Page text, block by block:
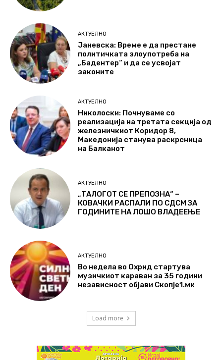
АКТУЕЛНО
Јаневска: Време е да престане
политичката злоупотреба на
„Бадентер“ и да се усвојат
законите
АКТУЕЛНО
Николоски: Почнуваме со
реализација на третата секција од
железничкиот Коридор 8,
Македонија станува раскрсница
на Балканот
АКТУЕЛНО
„ТАЛОГОТ СЕ ПРЕПОЗНА“ –
КОВАЧКИ РАСПАЛИ ПО СДСМ ЗА
ГОДИНИТЕ НА ЛОШО ВЛАДЕЕЊЕ
АКТУЕЛНО
Во недела во Охрид стартува
музичкиот караван за 35 години
независност објави Скопје1.мк
Load more